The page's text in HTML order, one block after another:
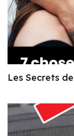
Les Secrets